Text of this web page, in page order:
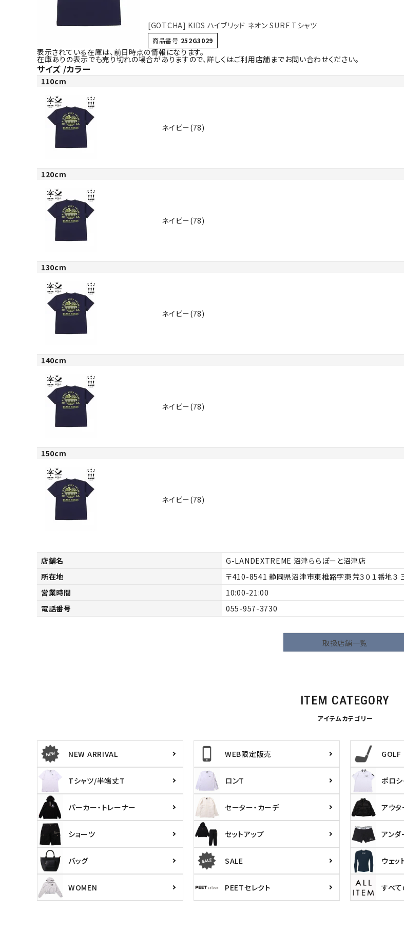
円
サイズ
S
L XL
XXXL
29inc
30inc 32inc 34inc 36inc 38inc 40inc
カラー
絞り込んで検索する
[GOTCHA] KIDS ハイブリッド ネオン SURF Tシャツ
商品番号 252G3029
表示されている在庫は、前日時点の情報になります。
在庫ありの表示でも売り切れの場合がありますので、詳しくはご利用店舗までお問い合わせください。
サイズ カラー
110cm
ネイビー(78)
120cm
ネイビー(78)
130cm
ネイビー(78)
140cm
ネイビー(78)
150cm
ネイビー(78)
店舗名
G-LANDEXTREME 沼津ららぽーと沼津店
所在地
410-8541 静岡県沼津市東椎路字東荒３０１番地３
営業時間
10:00-21:00
電話番号
055-957-3730
取扱店舗一覧
ITEM CATEGORY
アイテムカテゴリー
NEW ARRIVAL WEB限定販売 GOLF
Tシャツ/半端丈T ロンT ポロシ
パーカー・トレーナー セーター・カーデ アウタ
ショーツ セットアップ アンダ
バッグ SALE ウェッ
WOMEN PEETセレクト すべて